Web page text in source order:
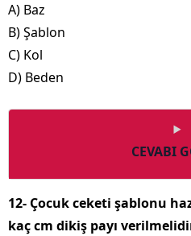
A) Baz
B) Şablon
C) Kol
D) Beden
CEVABI
12- Çocuk ceketi şablonu
kaç cm dikiş payı